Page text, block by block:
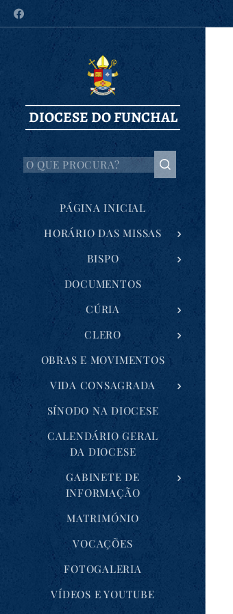
DIOCESE DO FUNCHAL
PÁGINA INICIAL
HORÁRIO DAS MISSAS
BISPO
DOCUMENTOS
CÚRIA
CLERO
OBRAS E MOVIMENTOS
VIDA CONSAGRADA
SÍNODO NA DIOCESE
CALENDÁRIO GERAL
DA DIOCESE
GABINETE DE
INFORMAÇÃO
MATRIMÓNIO
VOCAÇÕES
FOTOGALERIA
VÍDEOS E YOUTUBE